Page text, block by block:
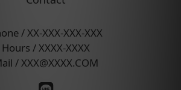
/ XX-XXX-XXX-XXX
Hours / XXXX-XXXX
/ XXX@XXXX.COM